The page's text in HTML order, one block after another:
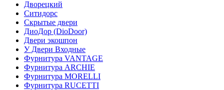
Дворецкий
Ситидорс
Скрытые двери
ДиоДор (DioDoor)
Двери экошпон
У Двери Входные
Фурнитура VANTAGE
Фурнитура ARCHIE
Фурнитура MORELLI
Фурнитура RUCETTI